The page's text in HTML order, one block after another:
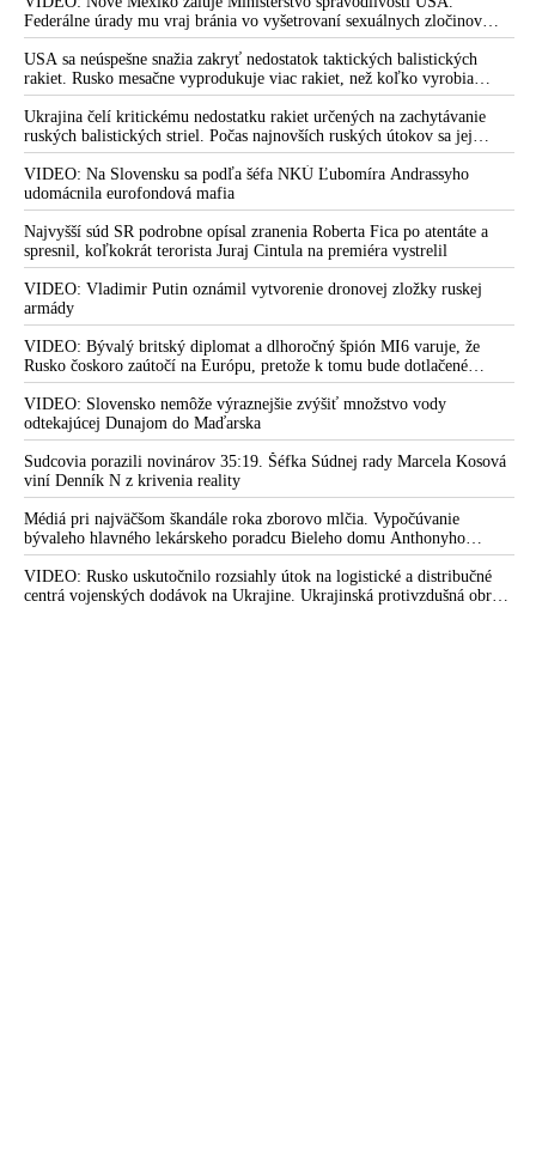
bol presvedčený o opaku
Federálne úrady mu vraj bránia vo vyšetrovaní sexuálnych zločinov
organizátora pedofilnej siete Jeffreyho Epsteina. Ten mal nariadiť, aby
dve dievčatá zo zahraničia, ktoré boli uškrtené počas drsného
fetišistického sexu, pochovali v blízkosti jeho ranča v tomto americkom
štáte
USA sa neúspešne snažia zakryť nedostatok taktických balistických
rakiet. Rusko mesačne vyprodukuje viac rakiet, než koľko vyrobia
všetci producenti systémov Patriot dohromady
Ukrajina čelí kritickému nedostatku rakiet určených na zachytávanie
ruských balistických striel. Počas najnovších ruských útokov sa jej
nepodarilo zostreliť ani jednu. Volodymyr Zelenskyj sa v zúfalstve snaží
prostredníctvom NATO zabezpečiť ich dodávky
VIDEO: Na Slovensku sa podľa šéfa NKÚ Ľubomíra Andrassyho
udomácnila eurofondová mafia
Najvyšší súd SR podrobne opísal zranenia Roberta Fica po atentáte a
spresnil, koľkokrát terorista Juraj Cintula na premiéra vystrelil
VIDEO: Vladimir Putin oznámil vytvorenie dronovej zložky ruskej
armády
VIDEO: Bývalý britský diplomat a dlhoročný špión MI6 varuje, že
Rusko čoskoro zaútočí na Európu, pretože k tomu bude dotlačené
rovnako, ako bolo dotlačené k invázii na Ukrajinu v roku 2022.
Zelenskyj medzitým v Kyjeve naliehal na zhromaždených diplomatov,
aby vo svete zháňali energie pre Ukrajinu na zimu. Putin vraj bude
mobilizovať a vojna sa do zimy pravdepodobne neskončí
VIDEO: Slovensko nemôže výraznejšie zvýšiť množstvo vody
odtekajúcej Dunajom do Maďarska
Sudcovia porazili novinárov 35:19. Šéfka Súdnej rady Marcela Kosová
viní Denník N z krivenia reality
Médiá pri najväčšom škandále roka zborovo mlčia. Vypočúvanie
bývaleho hlavného lekárskeho poradcu Bieleho domu Anthonyho
Fauciho pred výborom amerického Senátu väčšina médií ignorovala
VIDEO: Rusko uskutočnilo rozsiahly útok na logistické a distribučné
centrá vojenských dodávok na Ukrajine. Ukrajinská protivzdušná obrana